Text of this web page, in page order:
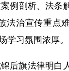
例剖析、法条
法治宣传重点
学习氛围浓厚。
后旗法律明白